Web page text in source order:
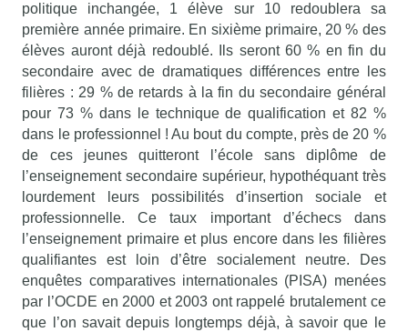
politique inchangée, 1 élève sur 10 redoublera sa
première année primaire. En sixième primaire, 20 % des
élèves auront déjà redoublé. Ils seront 60 % en fin du
secondaire avec de dramatiques différences entre les
filières : 29 % de retards à la fin du secondaire général
pour 73 % dans le technique de qualification et 82 %
dans le professionnel ! Au bout du compte, près de 20 %
de ces jeunes quitteront l’école sans diplôme de
l’enseignement secondaire supérieur, hypothéquant très
lourdement leurs possibilités d’insertion sociale et
professionnelle. Ce taux important d’échecs dans
l’enseignement primaire et plus encore dans les filières
qualifiantes est loin d’être socialement neutre. Des
enquêtes comparatives internationales (PISA) menées
par l’OCDE en 2000 et 2003 ont rappelé brutalement ce
que l’on savait depuis longtemps déjà, à savoir que le